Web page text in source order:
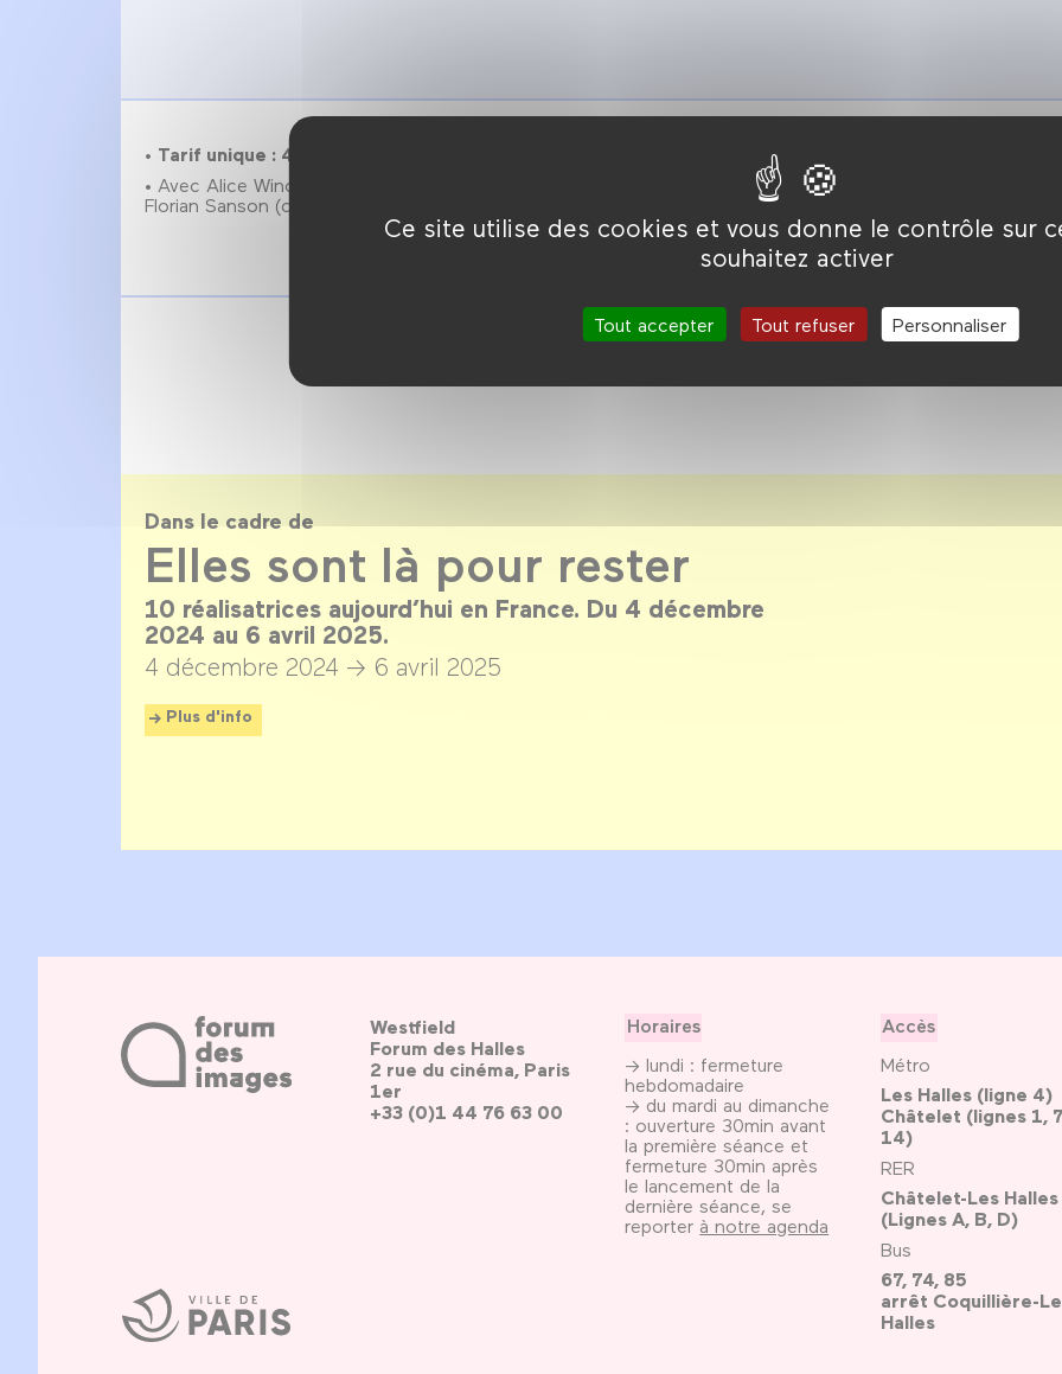
Ce site utilise des cookies et vous donne le contrôle sur
souhaitez activer
Tout accepter Tout refuser Personnaliser
• Tarif unique : 4€
• Avec Alice Winocour (réalisatrice), Marc Doisne (mixeur) et
Florian Sanson (chef décorateur).
• Rencontre animée par Nathalie Chifflet
cinéma et culture)
• Durée : 1h30
Dans le cadre de
Elles sont là pour rester
10 réalisatrices aujourd’hui en France. Du 4 décembre
2024 au 6 avril 2025.
4 décembre 2024 → 6 avril 2025
Plus d'info
Ville
de
Paris
Westfield
Forum des Halles
2 rue du cinéma, Paris
1er
+33 (0)1 44 76 63 00
Horaires
→ lundi : fermeture
hebdomadaire
→ du mardi au dimanche
: ouverture 30min avant
la première séance et
fermeture 30min après
le lancement de la
dernière séance, se
reporter à notre agenda
Accès
Métro
Les Halles (ligne 4)
Châtelet (lignes 1,
14)
RER
Châtelet-Les Halles
(Lignes A, B, D)
Bus
67, 74, 85
arrêt Coquillière-
Halles